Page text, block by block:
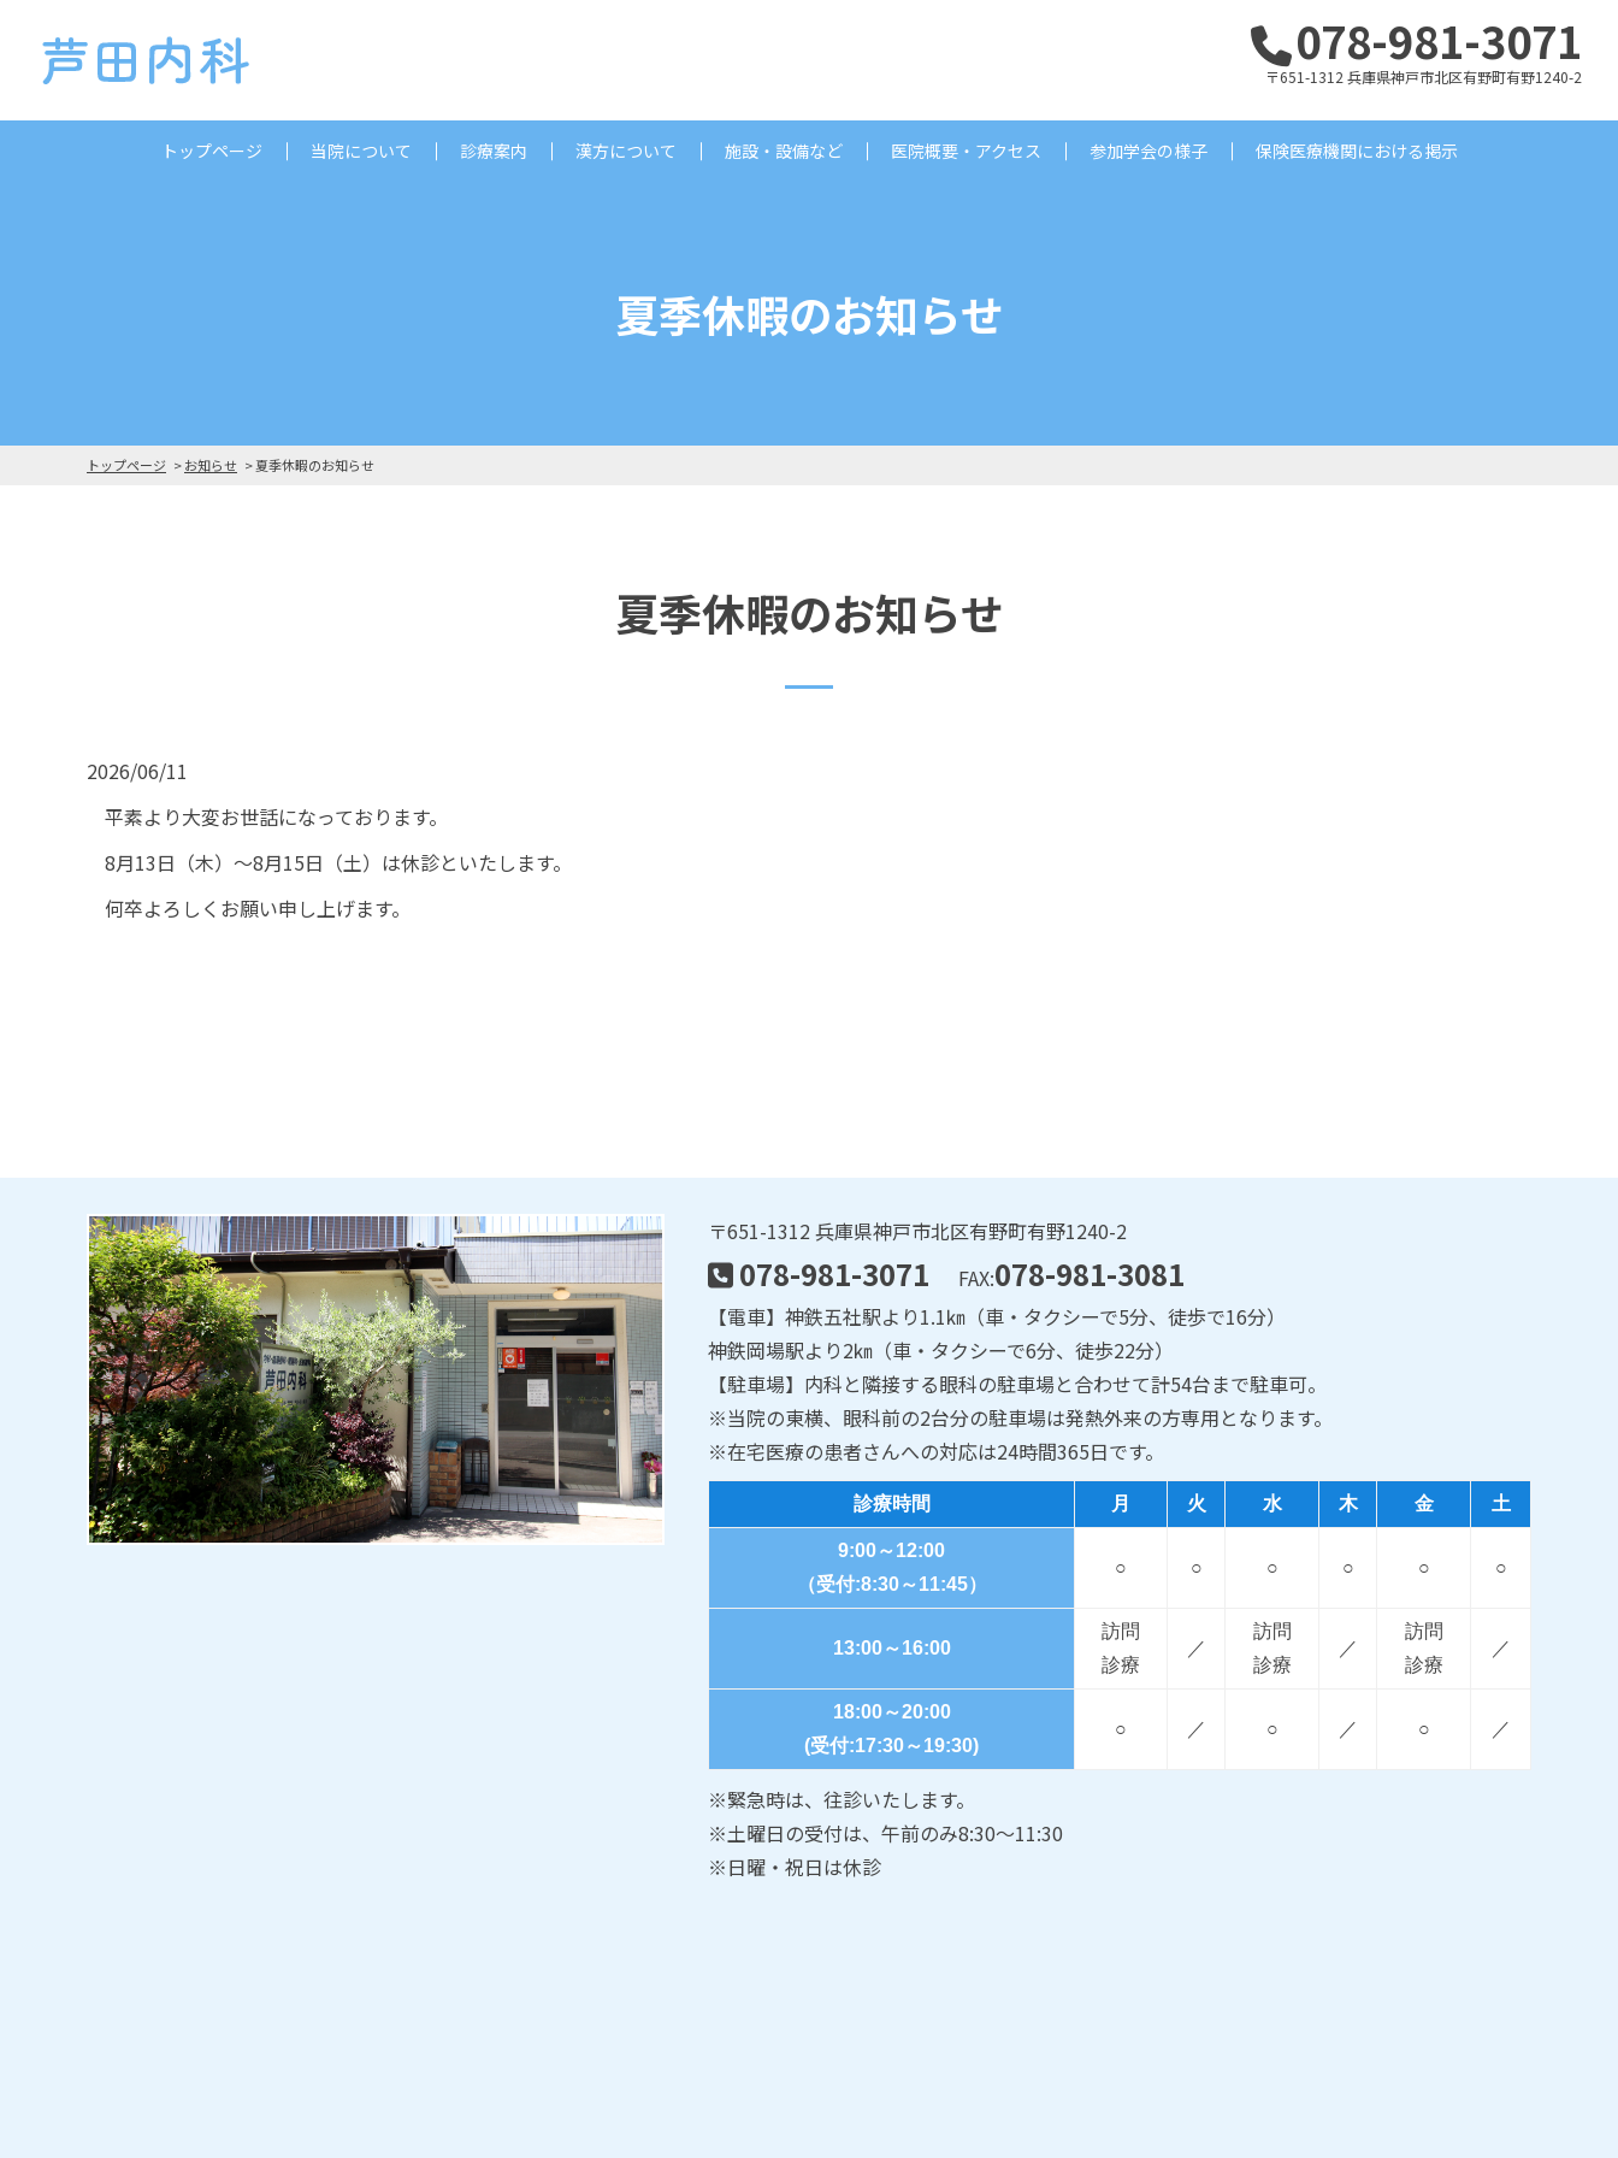
078-981-3071
〒651-1312 兵庫県神戸市北区有野町有野1240-2
トップページ 当院について 診療案内 漢方について 施設・設備など 医院概要・アクセス 参加学会の様子 保険医療機関における掲示
夏季休暇のお知らせ
トップページ お知らせ 夏季休暇のお知らせ
夏季休暇のお知らせ
2026/06/11
平素より大変お世話になっております。
8月13日（木）～8月15日（土）は休診といたします。
何卒よろしくお願い申し上げます。
〒651-1312 兵庫県神戸市北区有野町有野1240-2
078-981-3071 FAX:078-981-3081
【電車】神鉄五社駅より1.1㎞（車・タクシーで5分、徒歩で16分）
神鉄岡場駅より2㎞（車・タクシーで6分、徒歩22分）
【駐車場】内科と隣接する眼科の駐車場と合わせて計54台まで駐車可。
※当院の東横、眼科前の2台分の駐車場は発熱外来の方専用となります。
※在宅医療の患者さんへの対応は24時間365日です。
診療時間 月 火 水 木 金 土
9:00～12:00
（受付:8:30～11:45）
○ ○ ○ ○ ○ ○
13:00～16:00
訪問
診療
／
訪問
診療
／
訪問
診療
／
18:00～20:00
(受付:17:30～19:30)
○ ／ ○ ／ ○ ／
※緊急時は、往診いたします。
※土曜日の受付は、午前のみ8:30～11:30
※日曜・祝日は休診